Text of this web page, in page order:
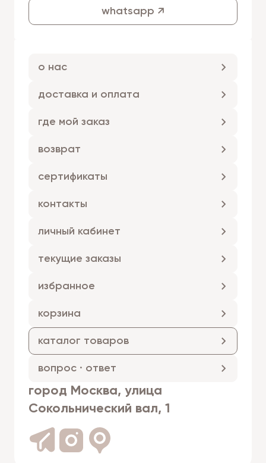
whatsapp ↗
город Москва, улица
Сокольнический вал, 1
о нас
доставка и оплата
где мой заказ
возврат
сертификаты
контакты
личный кабинет
текущие заказы
избранное
корзина
каталог товаров
вопрос · ответ